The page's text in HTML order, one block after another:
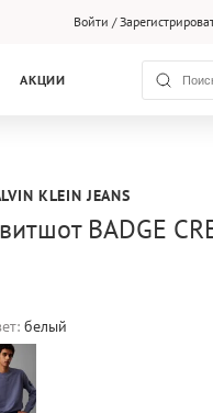
Войти /
АКЦИИ
KLEIN JEANS
BADGE
белый